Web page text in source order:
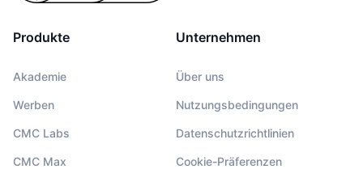
Produkte
Akademie
Werben
CMC Labs
CMC Max
Unternehmen
Über uns
Nutzungsbedingungen
Datenschutzrichtlinien
Cookie-Präferenzen